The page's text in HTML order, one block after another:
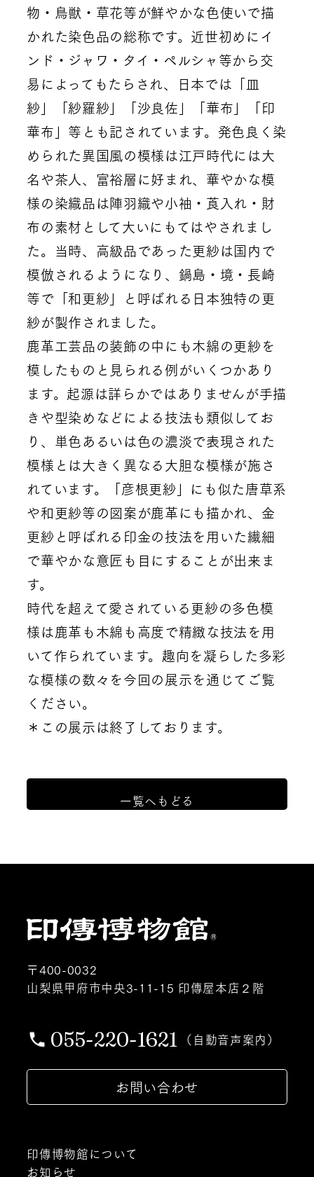
物・鳥獣・草花等が鮮やかな色使いで描
かれた染色品の総称です。近世初めにイ
ンド・ジャワ・タイ・ペルシャ等から交
易によってもたらされ、日本では「皿
紗」「紗羅紗」「沙良佐」「華布」「印
華布」等とも記されています。発色良く染
められた異国風の模様は江戸時代には大
名や茶人、富裕層に好まれ、華やかな模
様の染織品は陣羽織や小袖・莨入れ・財
布の素材として大いにもてはやされまし
た。当時、高級品であった更紗は国内で
模倣されるようになり、鍋島・境・長崎
等で「和更紗」と呼ばれる日本独特の更
紗が製作されました。
鹿革工芸品の装飾の中にも木綿の更紗を
模したものと見られる例がいくつかあり
ます。起源は詳らかではありませんが手描
きや型染めなどによる技法も類似してお
り、単色あるいは色の濃淡で表現された
模様とは大きく異なる大胆な模様が施さ
れています。「彦根更紗」にも似た唐草系
や和更紗等の図案が鹿革にも描かれ、金
更紗と呼ばれる印金の技法を用いた繊細
で華やかな意匠も目にすることが出来ま
す。
時代を超えて愛されている更紗の多色模
様は鹿革も木綿も高度で精緻な技法を用
いて作られています。趣向を凝らした多彩
な模様の数々を今回の展示を通じてご覧
ください。
＊この展示は終了しております。
一覧へもどる
〒400-0032
山梨県甲府市中央3-11-15 印傳屋本店２階
055-220-1621 （自動音声案内）
お問い合わせ
印傳博物館について
お知らせ